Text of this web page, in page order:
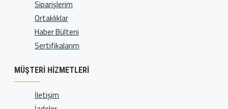
Siparişlerim
Ortaklıklar
Haber Bülteni
Sertifikalarım
MÜŞTERI HIZMETLERI
İletişim